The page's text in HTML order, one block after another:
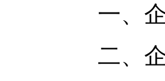
一、企
二、企业